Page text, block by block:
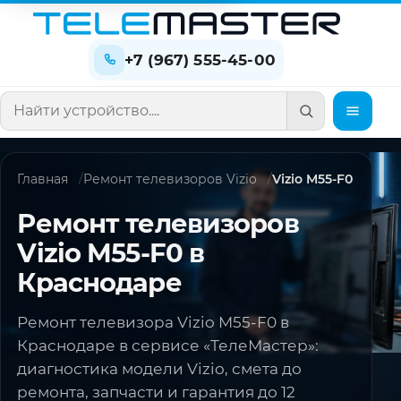
+7 (967) 555-45-00
Поиск по сайту
Главная Ремонт телевизоров Vizio Vizio M55-F0
Ремонт телевизоров
Vizio M55-F0 в
Краснодаре
Ремонт телевизора Vizio M55-F0 в
Краснодаре в сервисе «ТелеМастер»:
диагностика модели Vizio, смета до
ремонта, запчасти и гарантия до 12